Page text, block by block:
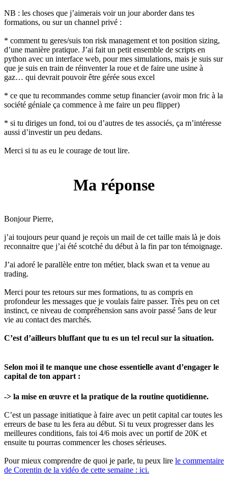
NB : les choses que j’aimerais voir un jour aborder dans tes
formations, ou sur un channel privé :
* comment tu geres/suis ton risk management et ton position sizing,
d’une manière pratique. J’ai fait un petit ensemble de scripts en
python avec un interface web, pour mes simulations, mais je suis sur
que je suis en train de réinventer la roue et de faire une usine à
gaz… qui devrait pouvoir être gérée sous excel
* ce que tu recommandes comme setup financier (avoir mon fric à la
société géniale ça commence à me faire un peu flipper)
* si tu diriges un fond, toi ou d’autres de tes associés, ça m’intéresse
aussi d’investir un peu dedans.
Merci si tu as eu le courage de tout lire.
Ma réponse
Bonjour Pierre,
j’ai toujours peur quand je reçois un mail de cet taille mais là je dois
reconnaitre que j’ai été scotché du début à la fin par ton témoignage.
J’ai adoré le parallèle entre ton métier, black swan et ta venue au
trading.
Merci pour tes retours sur mes formations, tu as compris en
profondeur les messages que je voulais faire passer. Très peu on cet
instinct, ce niveau de compréhension sans avoir passé 5ans de leur
vie au contact des marchés.
C’est d’ailleurs bluffant que tu es un tel recul sur la situation.
Selon moi il te manque une chose essentielle avant d’engager le
capital de ton appart :
-> la mise en œuvre et la pratique de la routine quotidienne.
C’est un passage initiatique à faire avec un petit capital car toutes les
erreurs de base tu les fera au début. Si tu veux progresser dans les
meilleures conditions, fais toi 4/6 mois avec un portif de 20K et
ensuite tu pourras commencer les choses sérieuses.
Pour mieux comprendre de quoi je parle, tu peux lire le commentaire
de Corentin de la vidéo de cette semaine : ici.